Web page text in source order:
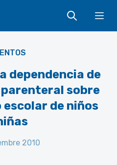
dependencia de
sobre
de niños
2010